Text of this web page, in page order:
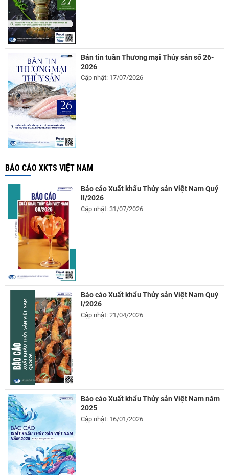
Bản tin tuần Thương mại Thủy sản số 26-
2026
Cập nhật: 17/07/2026
BÁO CÁO XKTS VIỆT NAM
Báo cáo Xuất khẩu Thủy sản Việt Nam Quý
II/2026
Cập nhật: 31/07/2026
Báo cáo Xuất khẩu Thủy sản Việt Nam Quý
I/2026
Cập nhật: 21/04/2026
Báo cáo Xuất khẩu Thủy sản Việt Nam năm
2025
Cập nhật: 16/01/2026